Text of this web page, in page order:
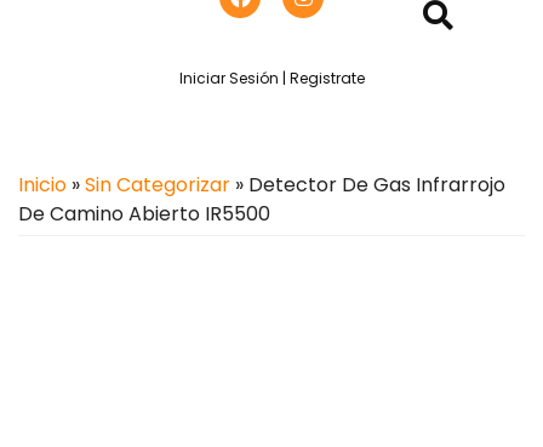
Iniciar Sesión | Registrate
Inicio »Sin Categorizar » Detector De Gas Infrarrojo
De Camino Abierto IR5500